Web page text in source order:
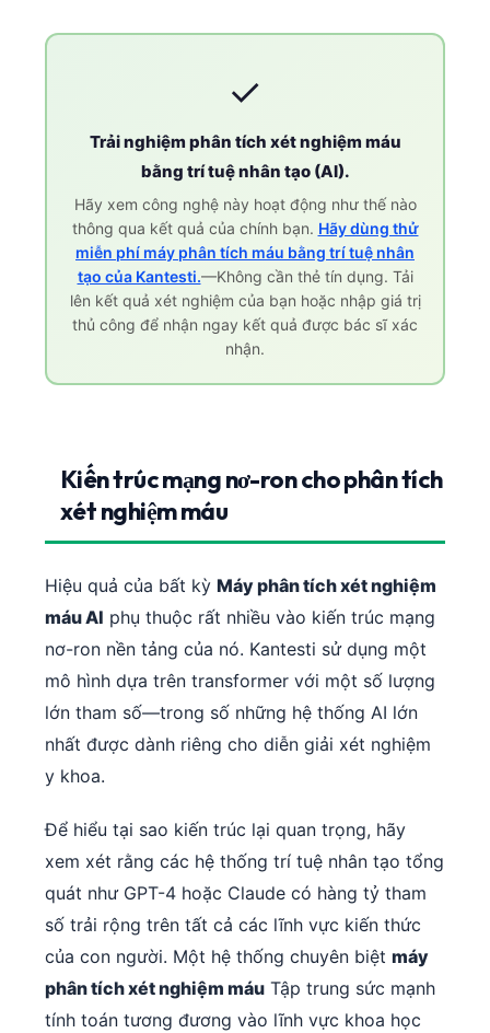
✓
Trải nghiệm phân tích xét nghiệm máu
bằng trí tuệ nhân tạo (AI).
Hãy xem công nghệ này hoạt động như thế nào
thông qua kết quả của chính bạn. Hãy dùng thử
miễn phí máy phân tích máu bằng trí tuệ nhân
tạo của Kantesti.—Không cần thẻ tín dụng. Tải
lên kết quả xét nghiệm của bạn hoặc nhập giá trị
thủ công để nhận ngay kết quả được bác sĩ xác
nhận.
Kiến trúc mạng nơ-ron cho phân tích
xét nghiệm máu
Hiệu quả của bất kỳ Máy phân tích xét nghiệm
máu AI phụ thuộc rất nhiều vào kiến trúc mạng
nơ-ron nền tảng của nó. Kantesti sử dụng một
mô hình dựa trên transformer với một số lượng
lớn tham số—trong số những hệ thống AI lớn
nhất được dành riêng cho diễn giải xét nghiệm
y khoa.
Để hiểu tại sao kiến trúc lại quan trọng, hãy
xem xét rằng các hệ thống trí tuệ nhân tạo tổng
quát như GPT-4 hoặc Claude có hàng tỷ tham
số trải rộng trên tất cả các lĩnh vực kiến thức
của con người. Một hệ thống chuyên biệt máy
phân tích xét nghiệm máu Tập trung sức mạnh
tính toán tương đương vào lĩnh vực khoa học
മലയാളം
Bahasa Melayu
Tagalog
ไทย
ភាសាខ្មែរ
አማርኛ
Українська
Català
Қазақ тілі
Suomi
Slovenčina
كوردی‎
অসমীয়া
Galego
Latviešu valoda
Македонски јазик
Gàidhlig